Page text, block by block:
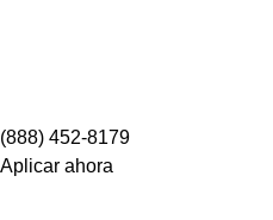
(888) 452-8179
Aplicar ahora